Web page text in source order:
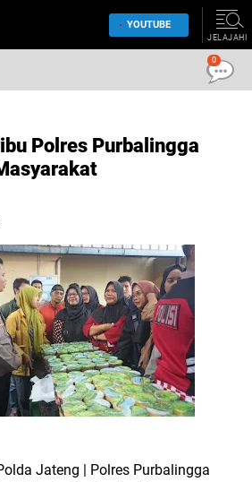
YOUTUBE
JELAJAHI
Polres Purbalingga
Jateng | Polres Purbalingga
0